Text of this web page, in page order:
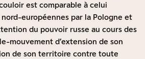
couloir est comparable à celui
nord-européennes par la Pologne et
du pouvoir russe au cours des
mouvement d’extension de son
de son territoire contre toute